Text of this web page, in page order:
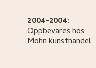
2004-2004:
Oppbevares hos
Mohn kunsthandel